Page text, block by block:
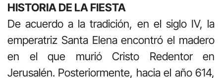
HISTORIA DE LA FIESTA
De acuerdo a la tradición, en el siglo IV, la
emperatriz Santa Elena encontró el madero
en el que murió Cristo Redentor en
Jerusalén. Posteriormente, hacia el año 614,